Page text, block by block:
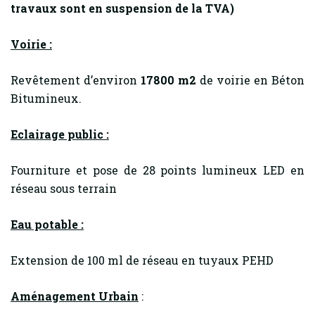
travaux sont en suspension de la TVA)
Voirie :
Revêtement d’environ 17800 m2 de voirie en Béton
Bitumineux.
Eclairage public :
Fourniture et pose de 28 points lumineux LED en
réseau sous terrain
Eau potable :
Extension de 100 ml de réseau en tuyaux PEHD
Aménagement Urbain :